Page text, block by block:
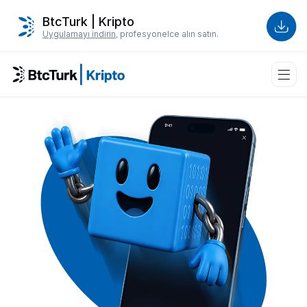
BtcTurk | Kripto
Uygulamayı indirin, profesyonelce alın satın.